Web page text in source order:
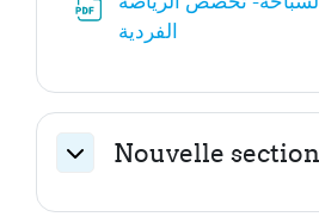
Replier
Nouvelle section